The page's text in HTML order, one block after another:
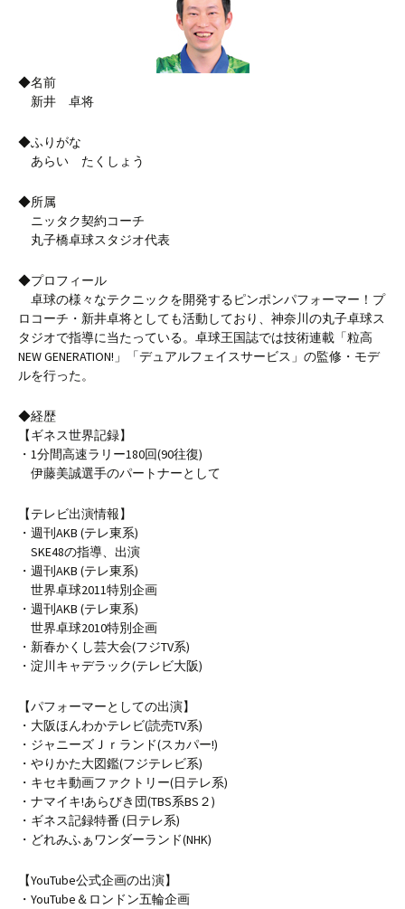
◆名前
新井 卓将
◆ふりがな
あらい たくしょう
◆所属
ニッタク契約コーチ
丸子橋卓球スタジオ代表
◆プロフィール
卓球の様々なテクニックを開発するピンポンパフォーマー！プ
ロコーチ・新井卓将としても活動しており、神奈川の丸子卓球ス
タジオで指導に当たっている。卓球王国誌では技術連載「粒高
NEW GENERATION!」「デュアルフェイスサービス」の監修・モデ
ルを行った。
◆経歴
【ギネス世界記録】
・1分間高速ラリー180回(90往復)
伊藤美誠選手のパートナーとして
【テレビ出演情報】
・週刊AKB (テレ東系)
SKE48の指導、出演
・週刊AKB (テレ東系)
世界卓球2011特別企画
・週刊AKB (テレ東系)
世界卓球2010特別企画
・新春かくし芸大会(フジTV系)
・淀川キャデラック(テレビ大阪)
【パフォーマーとしての出演】
・大阪ほんわかテレビ(読売TV系)
・ジャニーズＪｒランド(スカパー!)
・やりかた大図鑑(フジテレビ系)
・キセキ動画ファクトリー(日テレ系)
・ナマイキ!あらびき団(TBS系BS２)
・ギネス記録特番 (日テレ系)
・どれみふぁワンダーランド(NHK)
【YouTube公式企画の出演】
・YouTube＆ロンドン五輪企画